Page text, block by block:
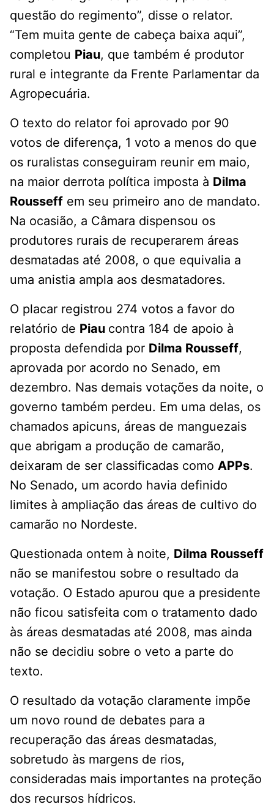
questão do regimento”, disse o relator.
“Tem muita gente de cabeça baixa aqui”,
completou Piau, que também é produtor
rural e integrante da Frente Parlamentar da
Agropecuária.
O texto do relator foi aprovado por 90
votos de diferença, 1 voto a menos do que
os ruralistas conseguiram reunir em maio,
na maior derrota política imposta à Dilma
Rousseff em seu primeiro ano de mandato.
Na ocasião, a Câmara dispensou os
produtores rurais de recuperarem áreas
desmatadas até 2008, o que equivalia a
uma anistia ampla aos desmatadores.
O placar registrou 274 votos a favor do
relatório de Piau contra 184 de apoio à
proposta defendida por Dilma Rousseff,
aprovada por acordo no Senado, em
dezembro. Nas demais votações da noite, o
governo também perdeu. Em uma delas, os
chamados apicuns, áreas de manguezais
que abrigam a produção de camarão,
deixaram de ser classificadas como APPs.
No Senado, um acordo havia definido
limites à ampliação das áreas de cultivo do
camarão no Nordeste.
Questionada ontem à noite, Dilma Rousseff
não se manifestou sobre o resultado da
votação. O Estado apurou que a presidente
não ficou satisfeita com o tratamento dado
às áreas desmatadas até 2008, mas ainda
não se decidiu sobre o veto a parte do
texto.
O resultado da votação claramente impõe
um novo round de debates para a
recuperação das áreas desmatadas,
sobretudo às margens de rios,
consideradas mais importantes na proteção
dos recursos hídricos.